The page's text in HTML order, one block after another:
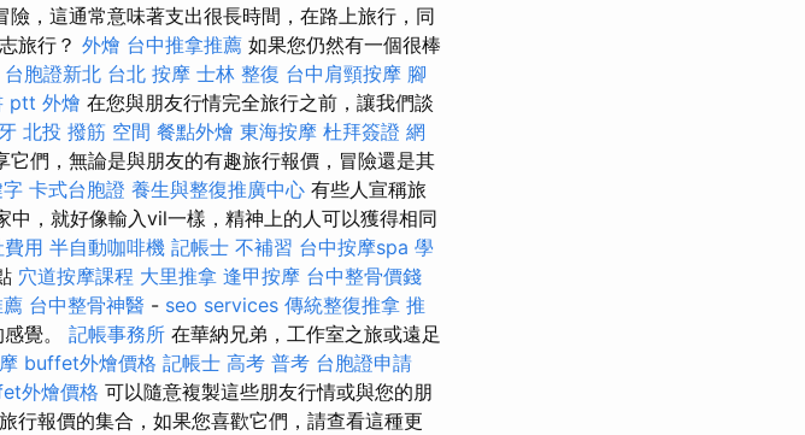
，這通常意味著支出很長時間，在路上旅行，同
旅行？ 外燴 台中推拿推薦 如果您仍然有一個很棒
台胞證新北 台北 按摩 士林 整復 台中肩頸按摩 腳
ptt 外燴 在您與朋友行情完全旅行之前，讓我們談
北投 撥筋 空間 餐點外燴 東海按摩 杜拜簽證 網
它們，無論是與朋友的有趣旅行報價，冒險還是其
卡式台胞證 養生與整復推廣中心 有些人宣稱旅
，就好像輸入vil一樣，精神上的人可以獲得相同
用 半自動咖啡機 記帳士 不補習 台中按摩spa 學
穴道按摩課程 大里推拿 逢甲按摩 台中整骨價錢
台中整骨神醫 - seo services 傳統整復推拿 推
覺。 記帳事務所 在華納兄弟，工作室之旅或遠足
buffet外燴價格 記帳士 高考 普考 台胞證申請
外燴價格 可以隨意複製這些朋友行情或與您的朋
行報價的集合，如果您喜歡它們，請查看這種更